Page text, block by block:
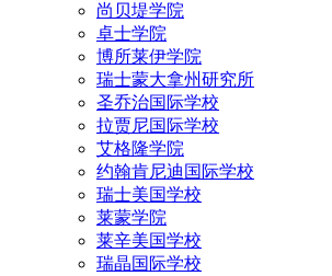
尚贝堤学院
卓士学院
博所莱伊学院
瑞士蒙大拿州研究所
圣乔治国际学校
拉贾尼国际学校
艾格隆学院
约翰肯尼迪国际学校
瑞士美国学校
莱蒙学院
莱辛美国学校
瑞晶国际学校